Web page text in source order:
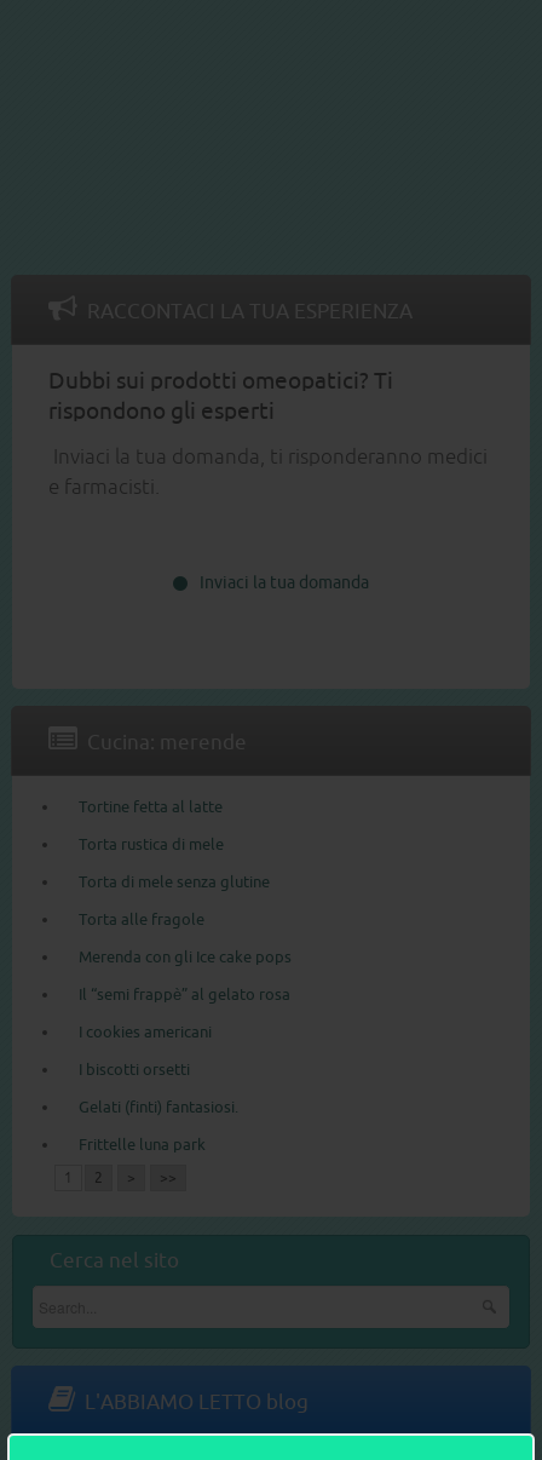
RACCONTACI LA TUA ESPERIENZA
Dubbi sui prodotti omeopatici? Ti
rispondono gli esperti
Inviaci la tua domanda, ti risponderanno medici
e farmacisti.
Inviaci la tua domanda
Cucina: merende
Tortine fetta al latte
Torta rustica di mele
Torta di mele senza glutine
Torta alle fragole
Merenda con gli Ice cake pops
Il “semi frappè” al gelato rosa
I cookies americani
I biscotti orsetti
Gelati (finti) fantasiosi.
Frittelle luna park
1 2 > >>
Cerca nel sito
L'ABBIAMO LETTO blog